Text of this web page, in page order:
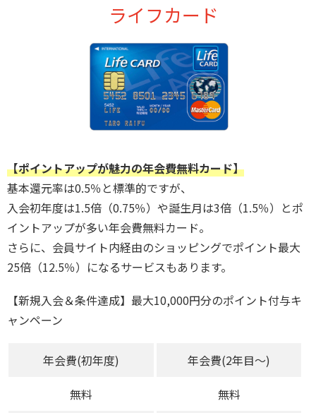
ライフカード
【ポイントアップが魅力の年会費無料カード】
基本還元率は0.5％と標準的ですが、
入会初年度は1.5倍（0.75％）や誕生月は3倍（1.5％）とポ
イントアップが多い年会費無料カード。
さらに、会員サイト内経由のショッピングでポイント最大
25倍（12.5％）になるサービスもあります。
【新規入会＆条件達成】最大10,000円分のポイント付与キ
ャンペーン
年会費(初年度)
無料
年会費(2年目～)
無料